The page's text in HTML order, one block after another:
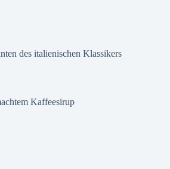
des italienischen Klassikers